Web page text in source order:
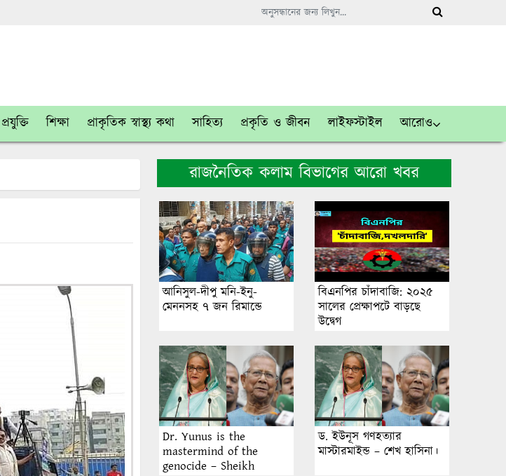
শিক্ষা প্রাকৃতিক স্বাস্থ্য কথা সাহিত্য প্রকৃতি ও জীবন লাইফস্টাইল আরোও
রাজনৈতিক কলাম বিভাগের আরো খবর
আনিসুল-দীপু মনি-ইনু-
মেননসহ ৭ জন রিমান্ডে
বিএনপির চাঁদাবাজি: ২০২৫
সালের প্রেক্ষাপটে বাড়ছে
উদ্বেগ
Dr. Yunus is the
mastermind of the
genocide – Sheikh
ড. ইউনূস গণহত্যার
মাস্টারমাইন্ড – শেখ হাসিনা।